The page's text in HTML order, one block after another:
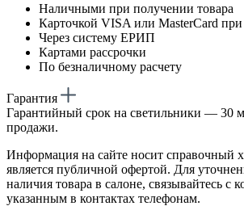
Наличными при получении товара
Карточкой VISA или MasterCard
Через систему ЕРИП
Картами рассрочки
По безналичному расчету
Гарантия
Гарантийный срок на светильники — 30
продажи.
Информация на сайте носит справочный
является публичной офертой. Для
наличия товара в салоне, связывайтесь с
указанным в контактах телефонам.